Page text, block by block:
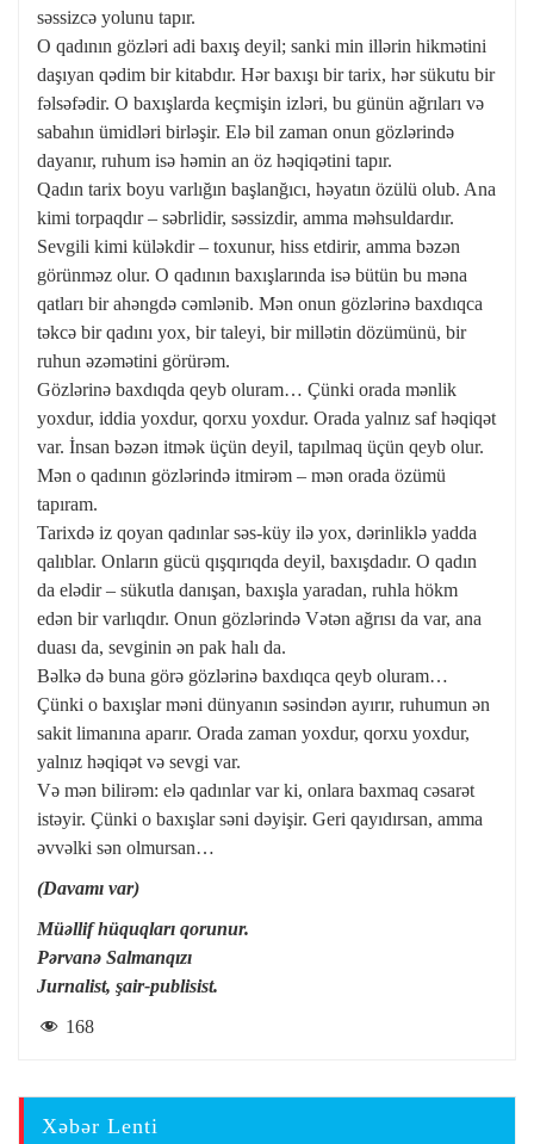
səssizcə yolunu tapır.
O qadının gözləri adi baxış deyil; sanki min illərin hikmətini
daşıyan qədim bir kitabdır. Hər baxışı bir tarix, hər sükutu bir
fəlsəfədir. O baxışlarda keçmişin izləri, bu günün ağrıları və
sabahın ümidləri birləşir. Elə bil zaman onun gözlərində
dayanır, ruhum isə həmin an öz həqiqətini tapır.
Qadın tarix boyu varlığın başlanğıcı, həyatın özülü olub. Ana
kimi torpaqdır – səbrlidir, səssizdir, amma məhsuldardır.
Sevgili kimi küləkdir – toxunur, hiss etdirir, amma bəzən
görünməz olur. O qadının baxışlarında isə bütün bu məna
qatları bir ahəngdə cəmlənib. Mən onun gözlərinə baxdıqca
təkcə bir qadını yox, bir taleyi, bir millətin dözümünü, bir
ruhun əzəmətini görürəm.
Gözlərinə baxdıqda qeyb oluram… Çünki orada mənlik
yoxdur, iddia yoxdur, qorxu yoxdur. Orada yalnız saf həqiqət
var. İnsan bəzən itmək üçün deyil, tapılmaq üçün qeyb olur.
Mən o qadının gözlərində itmirəm – mən orada özümü
tapıram.
Tarixdə iz qoyan qadınlar səs-küy ilə yox, dərinliklə yadda
qalıblar. Onların gücü qışqırıqda deyil, baxışdadır. O qadın
da elədir – sükutla danışan, baxışla yaradan, ruhla hökm
edən bir varlıqdır. Onun gözlərində Vətən ağrısı da var, ana
duası da, sevginin ən pak halı da.
Bəlkə də buna görə gözlərinə baxdıqca qeyb oluram…
Çünki o baxışlar məni dünyanın səsindən ayırır, ruhumun ən
sakit limanına aparır. Orada zaman yoxdur, qorxu yoxdur,
yalnız həqiqət və sevgi var.
Və mən bilirəm: elə qadınlar var ki, onlara baxmaq cəsarət
istəyir. Çünki o baxışlar səni dəyişir. Geri qayıdırsan, amma
əvvəlki sən olmursan…
(Davamı var)
Müəllif hüquqları qorunur.
Pərvanə Salmanqızı
Jurnalist, şair-publisist.
168
Xəbər Lenti